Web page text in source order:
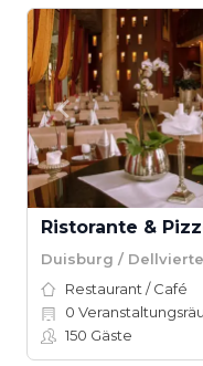
Ristorante &
Duisburg /
Restaurant / Café
0
150 Gäste